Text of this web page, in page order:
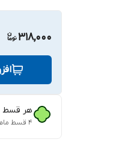
318,000
هر قسط
۴ قسط ماهانه. بدون سود، چک و ضامن.